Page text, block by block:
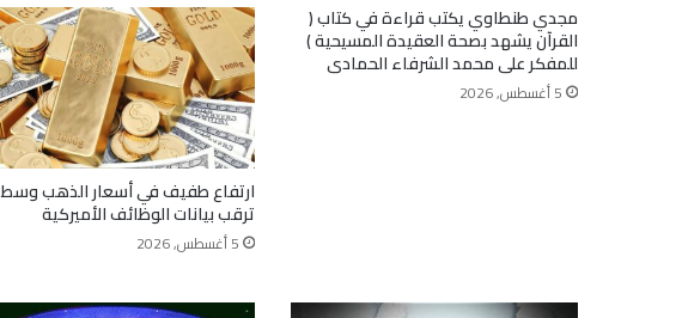
مجدي طنطاوي يكتب قراءة في كتاب (
القرآن يشهد بصحة العقيدة المسيحية )
للمفكر على محمد الشرفاء الحمادى
5 أغسطس, 2026
ارتفاع طفيف في أسعار الذهب وسط
ترقب بيانات الوظائف الأميركية
5 أغسطس, 2026